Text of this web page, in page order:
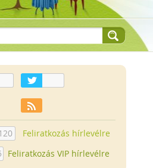
Feliratkozás hírlevélre
Feliratkozás VIP hírlevélre